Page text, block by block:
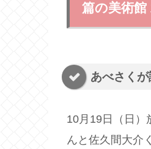
篇の美術館
あべさく
10月19日（日）
んと佐久間大介